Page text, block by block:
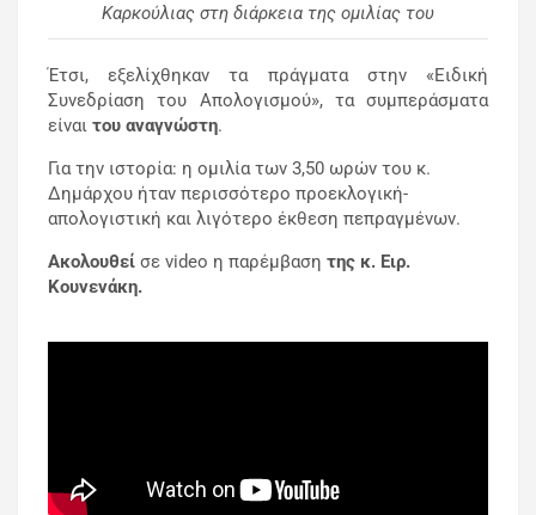
Καρκούλιας στη διάρκεια της ομιλίας του
Έτσι, εξελίχθηκαν τα πράγματα στην «Ειδική
Συνεδρίαση του Απολογισμού», τα συμπεράσματα
είναι του αναγνώστη.
Για την ιστορία: η ομιλία των 3,50 ωρών του κ.
Δημάρχου ήταν περισσότερο προεκλογική-
απολογιστική και λιγότερο έκθεση πεπραγμένων.
Ακολουθεί σε video η παρέμβαση της κ. Ειρ.
Κουνενάκη.